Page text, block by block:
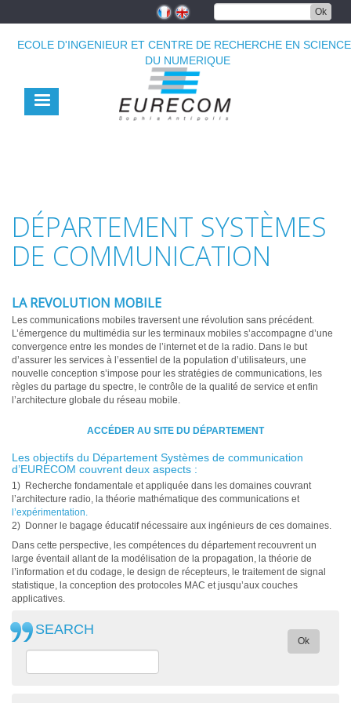
principal
Ok
ECOLE D'INGENIEUR ET CENTRE DE RECHERCHE EN
DU NUMERIQUE
DÉPARTEMENT SYSTÈMES
DE COMMUNICATION
LA REVOLUTION MOBILE
Les communications mobiles traversent une révolution sans précédent.
L’émergence du multimédia sur les terminaux mobiles s’accompagne d’une
convergence entre les mondes de l’internet et de la radio. Dans le but
d’assurer les services à l’essentiel de la population d’utilisateurs, une
nouvelle conception s’impose pour les stratégies de communications, les
règles du partage du spectre, le contrôle de la qualité de service et enfin
l’architecture globale du réseau mobile.
ACCÉDER AU SITE DU DÉPARTEMENT
Les objectifs du Département Systèmes de communication
d’EURECOM couvrent deux aspects :
1) Recherche fondamentale et appliquée dans les domaines couvrant
l’architecture radio, la théorie mathématique des communications et
l’expérimentation.
2) Donner le bagage éducatif nécessaire aux ingénieurs de ces domaines.
Dans cette perspective, les compétences du département recouvrent un
large éventail allant de la modélisation de la propagation, la théorie de
l’information et du codage, le design de récepteurs, le traitement de signal
statistique, la conception des protocoles MAC et jusqu’aux couches
applicatives.
SEARCH
Ok